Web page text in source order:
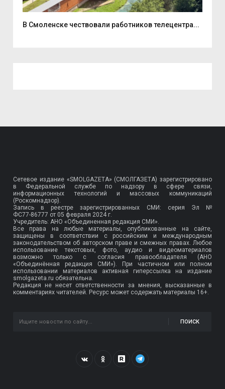
В Смоленске чествовали работников телецентра...
Сетевое издание «SMOLGAZETA» (СМОЛГАЗЕТА) зарегистрировано
в Федеральной службе по надзору в сфере связи,
информационных технологий и массовых коммуникаций
(Роскомнадзор).
Запись в реестре зарегистрированных СМИ: серия Эл №
ФС77-86777 от 05 февраля 2024 г.
Учредитель: АНО «Объединенная редакция СМИ».
Все права на любые материалы, опубликованные на сайте,
защищены в соответствии с российским и международным
законодательством об авторском праве и смежных правах. Любое
использование текстовых, фото, аудио и видеоматериалов
возможно только с согласия правообладателя (АНО
«Объединённая редакция СМИ»). При частичном или полном
использовании материалов активная гиперссылка на издание
smolgazeta.ru обязательна.
Редакция не несет ответственности за мнения, высказанные в
комментариях читателей. Ресурс может содержать материалы 16+.
ПОИСК